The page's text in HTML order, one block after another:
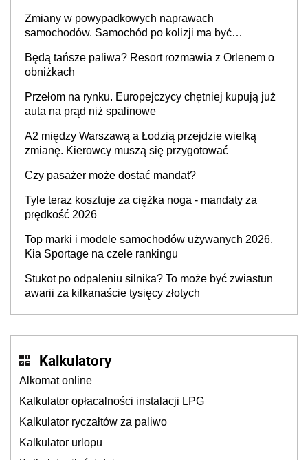
Zmiany w powypadkowych naprawach
samochodów. Samochód po kolizji ma być
producenta
Będą tańsze paliwa? Resort rozmawia z Orlenem o
obniżkach
Przełom na rynku. Europejczycy chętniej kupują już
auta na prąd niż spalinowe
A2 między Warszawą a Łodzią przejdzie wielką
zmianę. Kierowcy muszą się przygotować
Czy pasażer może dostać mandat?
Tyle teraz kosztuje za ciężka noga - mandaty za
prędkość 2026
Top marki i modele samochodów używanych 2026.
Kia Sportage na czele rankingu
Stukot po odpaleniu silnika? To może być zwiastun
awarii za kilkanaście tysięcy złotych
Kalkulatory
Alkomat online
Kalkulator opłacalności instalacji LPG
Kalkulator ryczałtów za paliwo
Kalkulator urlopu